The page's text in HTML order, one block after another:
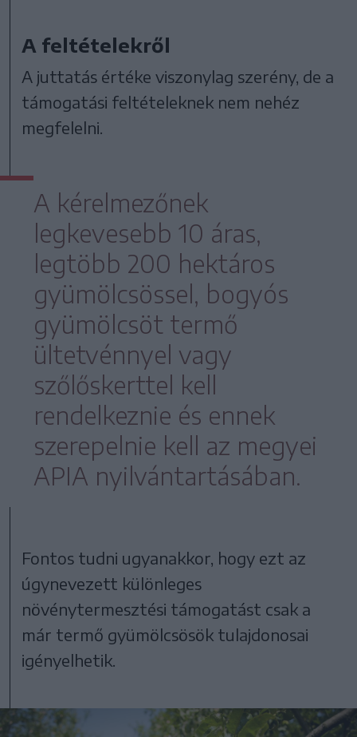
A feltételekről
A juttatás értéke viszonylag szerény, de a
támogatási feltételeknek nem nehéz
megfelelni.
A kérelmezőnek
legkevesebb 10 áras,
legtöbb 200 hektáros
gyümölcsössel, bogyós
gyümölcsöt termő
ültetvénnyel vagy
szőlőskerttel kell
rendelkeznie és ennek
szerepelnie kell az megyei
APIA nyilvántartásában.
Fontos tudni ugyanakkor, hogy ezt az
úgynevezett különleges
növénytermesztési támogatást csak a
már termő gyümölcsösök tulajdonosai
igényelhetik.